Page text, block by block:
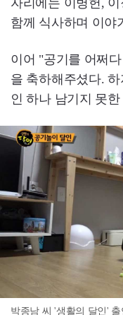
자리에는 이병헌,
함께 식사하며 이야
이어 "공기를 어쩌
을 축하해주셨다.
인 하나 남기지 못
박종남 씨 '생활의 달인'